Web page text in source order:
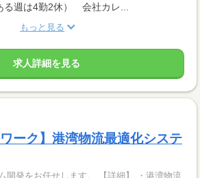
る週は4勤2休） 会社カレ...
もっと見る
求人詳細を見る
ワーク】港湾物流最適化システ
せします。 【詳細】 ・港湾物流